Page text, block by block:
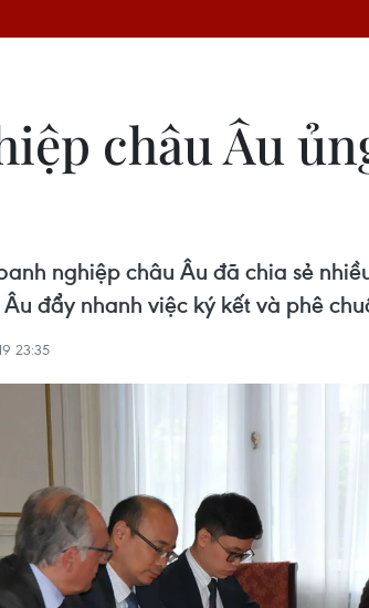
châu Âu
nghiệp châu Âu đã chia sẻ
đẩy nhanh việc ký kết và phê
23:35